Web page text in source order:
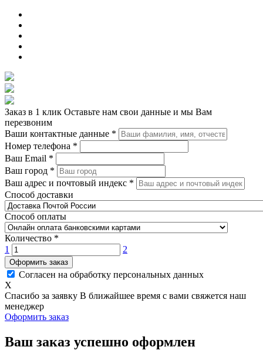
Заказ в 1 клик Оставьте нам свои данные и мы Вам
перезвоним
Ваши контактные данные *
Номер телефона *
Ваш Email *
Ваш город *
Ваш адрес и почтовый индекс *
Способ доставки
Способ оплаты
Количество *
1
2
Оформить заказ
Согласен на обработку персональных данных
X
Спасибо за заявку В ближайшее время с вами свяжется наш
менеджер
Оформить заказ
Ваш заказ успешно оформлен